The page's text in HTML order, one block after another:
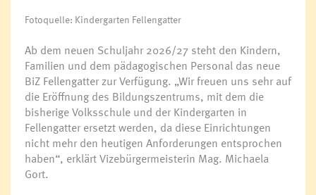
Fotoquelle: Kindergarten Fellengatter
Ab dem neuen Schuljahr 2026/27 steht den Kindern,
Familien und dem pädagogischen Personal das neue
BiZ Fellengatter zur Verfügung. „Wir freuen uns sehr auf
die Eröffnung des Bildungszentrums, mit dem die
bisherige Volksschule und der Kindergarten in
Fellengatter ersetzt werden, da diese Einrichtungen
nicht mehr den heutigen Anforderungen entsprochen
haben“, erklärt Vizebürgermeisterin Mag. Michaela
Gort.